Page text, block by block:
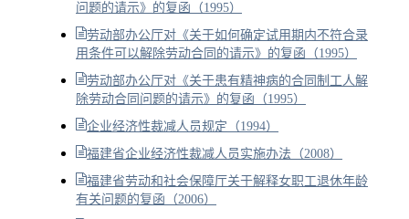
问题的请示》的复函（1995）
劳动部办公厅对《关于如何确定试用期内不符合录
用条件可以解除劳动合同的请示》的复函（1995）
劳动部办公厅对《关于患有精神病的合同制工人解
除劳动合同问题的请示》的复函（1995）
企业经济性裁减人员规定（1994）
福建省企业经济性裁减人员实施办法（2008）
福建省劳动和社会保障厅关于解释女职工退休年龄
有关问题的复函（2006）